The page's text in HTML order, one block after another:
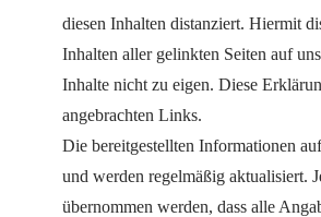
diesen Inhalten distanziert. Hiermit
Inhalten aller gelinkten Seiten auf
Inhalte nicht zu eigen. Diese
angebrachten Links.
Die bereitgestellten Informationen
und werden regelmäßig aktualisiert.
übernommen werden, dass alle